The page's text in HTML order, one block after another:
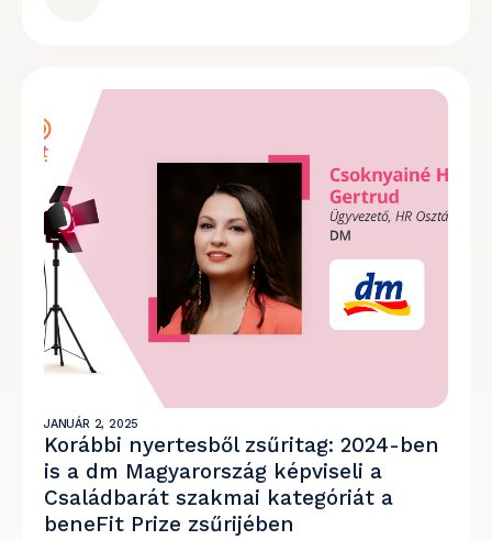
JANUÁR 2, 2025
Korábbi nyertesből zsűritag: 2024-ben
is a dm Magyarország képviseli a
Családbarát szakmai kategóriát a
beneFit Prize zsűrijében